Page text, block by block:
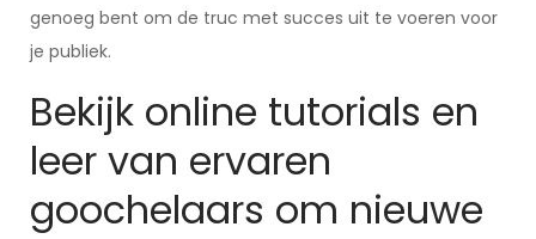
genoeg bent om de truc met succes uit te voeren voor
je publiek.
Bekijk online tutorials en
leer van ervaren
goochelaars om nieuwe